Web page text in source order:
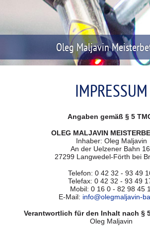
Oleg Maljavin
IMPRESSUM
Angaben gemäß § 5
OLEG MALJAVIN
Inhaber: Oleg Maljavin
An der Uelzener Bahn 16
27299 Langwedel-Förth bei
Telefon: 0 42 32 - 93 49
Telefax: 0 42 32 - 93 49
Mobil: 0 16 0 - 82 98 45 1
E-Mail: info@olegmaljavin-
Verantwortlich für den Inhalt nach §
Oleg Maljavin